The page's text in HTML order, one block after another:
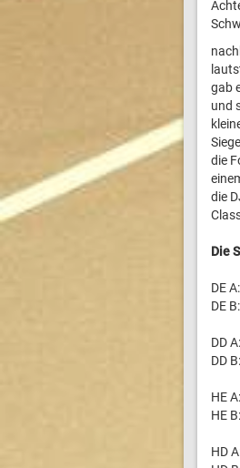
gab
und
die
die
Die
DE
DE
DD
DD
HE
HE
HD